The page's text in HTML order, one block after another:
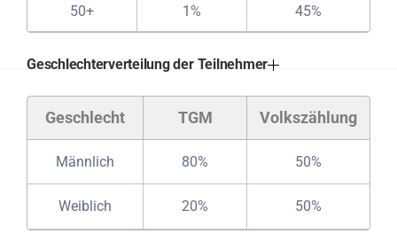
50+ 1% 45%
Geschlechterverteilung der Teilnehmer
Geschlecht TGM Volkszählung
Männlich 80% 50%
Weiblich 20% 50%